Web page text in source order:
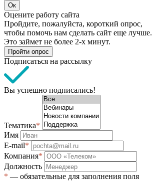
Ок
Оцените работу сайта
Пройдите, пожалуйста, короткий опрос,
чтобы помочь нам сделать сайт еще лучше.
Это займет не более 2-х минут.
Пройти опрос
Подписаться на рассылку
Вы успешно подписались!
Тематика*
Имя
E-mail*
Компания*
Должность
* — обязательные для заполнения поля